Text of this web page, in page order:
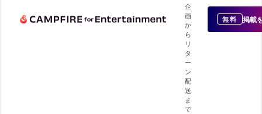
企
画
か
ら
リ
タ
ー
ン
配
送
ま
で
無料 掲載